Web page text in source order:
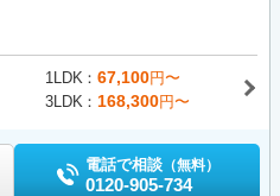
1LDK 67,100円〜
3LDK 168,300円〜
電話で相談 （無料）
0120-905-734